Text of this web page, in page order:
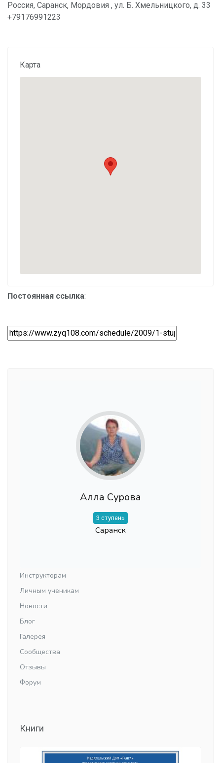
Россия, Саранск, Мордовия , ул. Б. Хмельницкого, д. 33
+79176991223
Карта
Постоянная ссылка:
Алла Сурова
3 ступень
Саранск
Инструкторам
Личным ученикам
Новости
Блог
Галерея
Сообщества
Отзывы
Форум
Книги